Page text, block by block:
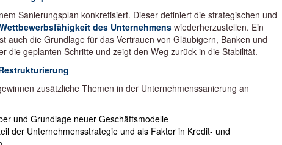
Sanierungsplan konkretisiert. Dieser definiert die strategischen und
Wettbewerbsfähigkeit des Unternehmens wiederherzustellen. Ein
auch die Grundlage für das Vertrauen von Gläubigern, Banken und
die geplanten Schritte und zeigt den Weg zurück in die Stabilität.
zusätzliche Themen in der Unternehmenssanierung an
und Grundlage neuer Geschäftsmodelle
der Unternehmensstrategie und als Faktor in Kredit- und